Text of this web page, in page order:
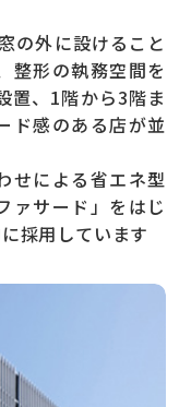
の外に設けること
整形の執務空間を
置、1階から3階ま
ド感のある店が並
せによる省エネ型
ァサード」をはじ
採用しています